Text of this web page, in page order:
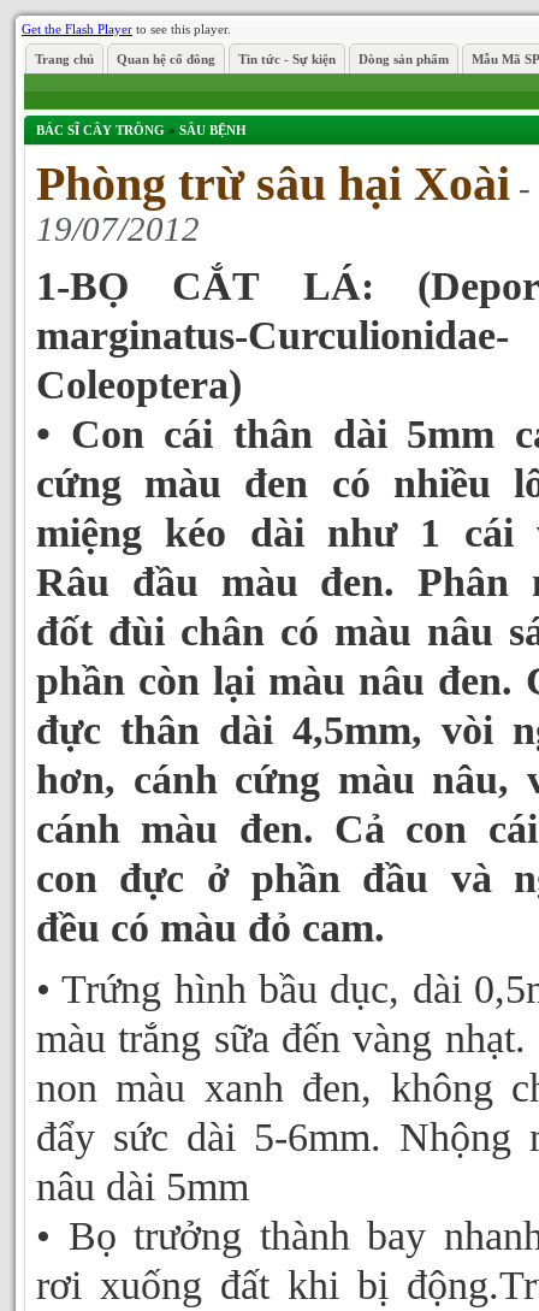
Get the Flash Player to see this player.
Trang chủ Quan hệ cổ đông Tin tức - Sự kiện Dòng sản phẩm Mẫu Mã SP
BÁC SĨ CÂY TRÔNG » SÂU BỆNH
Phòng trừ sâu hại Xoài -
19/07/2012
1-BỌ CẮT LÁ:
marginatus-Curculionidae-
Coleoptera)
• Con cái thân dài 5mm
cứng màu đen có nhiều
miệng kéo dài như 1 cái
Râu đầu màu đen. Phân
đốt đùi chân có màu nâu
phần còn lại màu nâu đen.
đực thân dài 4,5mm, vòi
hơn, cánh cứng màu nâu,
cánh màu đen. Cả con
con đực ở phần đầu và
đều có màu đỏ cam.
• Trứng hình bầu dục, dài
màu trắng sữa đến vàng nhạt.
non màu xanh đen, không
đẩy sức dài 5-6mm. Nhộng
nâu dài 5mm
• Bọ trưởng thành bay
rơi xuống đất khi bị